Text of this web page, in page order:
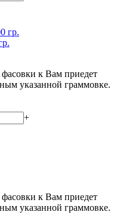
к Вам приедет
указанной граммовке.
+
к Вам приедет
указанной граммовке.